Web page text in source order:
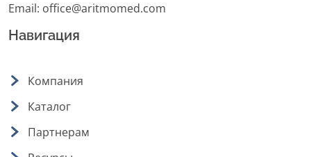
Email: office@aritmomed.com
Навигация
Компания
Каталог
Партнерам